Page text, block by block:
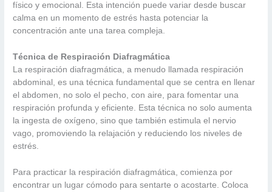
físico y emocional. Esta intención puede variar desde buscar
calma en un momento de estrés hasta potenciar la
concentración ante una tarea compleja.
Técnica de Respiración Diafragmática
La respiración diafragmática, a menudo llamada respiración
abdominal, es una técnica fundamental que se centra en llenar
el abdomen, no solo el pecho, con aire, para fomentar una
respiración profunda y eficiente. Esta técnica no solo aumenta
la ingesta de oxígeno, sino que también estimula el nervio
vago, promoviendo la relajación y reduciendo los niveles de
estrés.
Para practicar la respiración diafragmática, comienza por
encontrar un lugar cómodo para sentarte o acostarte. Coloca